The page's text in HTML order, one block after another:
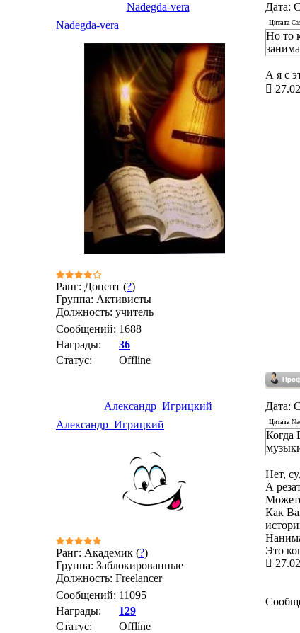
Nadegda-vera
Дата:
Nadegda-vera
Ранг: Доцент (?)
Группа: Активисты
Должность: учитель
Сообщений: 1688
Награды:
36
Статус:
Offline
Цитата
Но то
А я с
Александр_Игрицкий Дата:
Александр_Игрицкий
Ранг: Академик (?)
Группа: Заблокированные
Должность: Freelancer
Сообщений: 11095
Награды:
129
Статус:
Offline
Цитата
Когда
Нет,
А
Как
Это